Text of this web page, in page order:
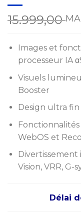
15.999,00
Images et
processeur IA
Visuels
Booster
Design ultra
WebOS et
Divertissement
Vision, VRR, G-
Délai